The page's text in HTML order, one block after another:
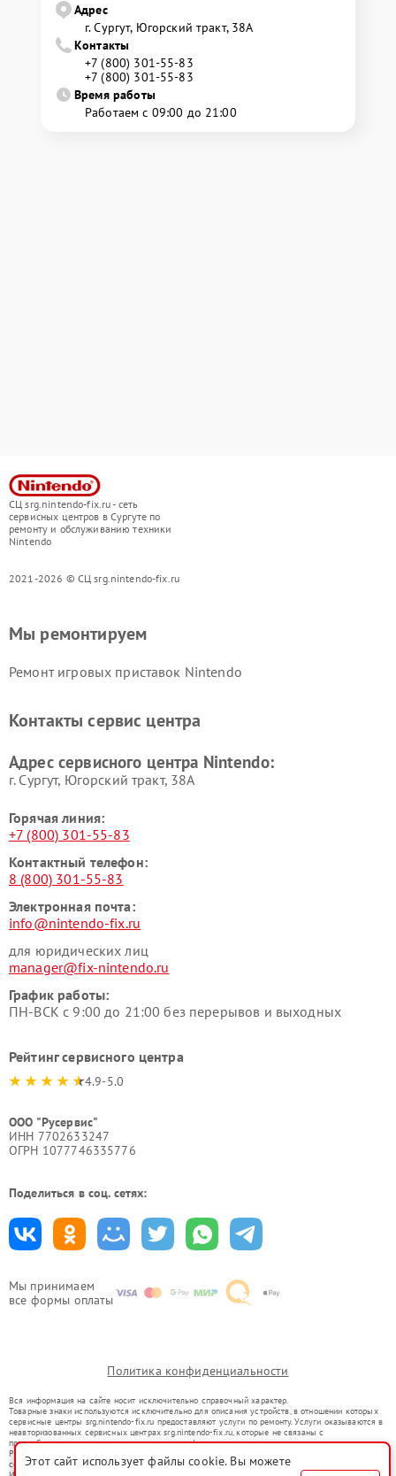
Адрес
г. Сургут, Югорский тракт, 38А
Контакты
+7 (800) 301-55-83
+7 (800) 301-55-83
Время работы
Работаем с 09:00 до 21:00
СЦ srg.nintendo-fix.ru - сеть
сервисных центров в Сургуте по
ремонту и обслуживанию техники
Nintendo
2021-2026 © СЦ srg.nintendo-fix.ru
Мы принимаем
все формы оплаты
Мы ремонтируем
Ремонт игровых приставок Nintendo
Контакты сервис центра
Адрес сервисного центра Nintendo:
г. Сургут, Югорский тракт, 38А
Горячая линия:
+7 (800) 301-55-83
Контактный телефон:
8 (800) 301-55-83
Электронная почта:
info@nintendo-fix.ru
для юридических лиц
manager@fix-nintendo.ru
График работы:
ПН-ВСК с 9:00 до 21:00 без перерывов и выходных
Рейтинг сервисного центра
4.9-5.0
ООО "Русервис"
ИНН 7702633247
ОГРН 1077746335776
Поделиться в соц. сетях:
Политика конфиденциальности
Вся информация на сайте носит исключительно справочный характер.
Товарные знаки используются исключительно для описания устройств, в отношении которых
сервисные центры srg.nintendo-fix.ru предоставляют услуги по ремонту. Услуги оказываются в
неавторизованных сервисных центрах srg.nintendo-fix.ru, которые не связаны с
правообладателями товарных знаков или их официальными представителями.
Ремонт осуществляется для устройств, уже введенных в гражданский оборот в соответствии
со статьей 1487 ГК РФ.
Этот сайт использует файлы cookie. Вы можете